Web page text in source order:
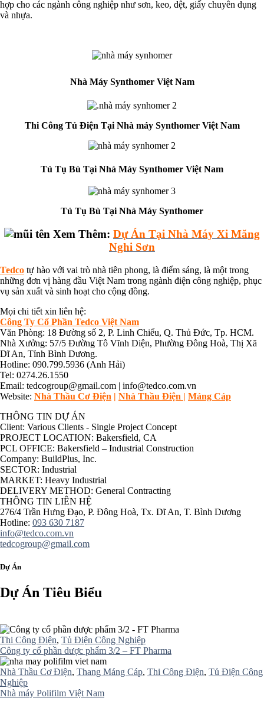
hợp cho các ngành công nghiệp như sơn, keo, dệt, giấy chuyên dụng
và nhựa.
Nhà Máy Synthomer Việt Nam
Thi Công Tủ Điện Tại Nhà máy Synthomer Việt Nam
Tủ Tụ Bù Tại Nhà Máy Synthomer Việt Nam
Tủ Tụ Bù Tại Nhà Máy Synthomer
Xem Thêm: Dự Án Tại Nhà Máy Xi Măng
Nghi Sơn
Tedco tự hào với vai trò nhà tiên phong, là điểm sáng, là một trong
những đơn vị hàng đầu Việt Nam trong ngành điện công nghiệp, phục
vụ sản xuất và sinh hoạt cho cộng đồng.
Mọi chi tiết xin liên hệ:
Công Ty Cổ Phần Tedco Việt Nam
Văn Phòng: 18 Đường số 2, P. Linh Chiểu, Q. Thủ Đức, Tp. HCM.
Nhà Xưởng: 57/5 Đường Tô Vĩnh Diện, Phường Đông Hoà, Thị Xã
Dĩ An, Tỉnh Bình Dương.
Hotline: 090.799.5936 (Anh Hải)
Tel: 0274.26.1550
Email: tedcogroup@gmail.com | info@tedco.com.vn
Website: Nhà Thầu Cơ Điện | Nhà Thầu Điện | Máng Cáp
THÔNG TIN DỰ ÁN
Client: Various Clients - Single Project Concept
PROJECT LOCATION: Bakersfield, CA
PCL OFFICE: Bakersfield – Industrial Construction
Company: BuildPlus, Inc.
SECTOR: Industrial
MARKET: Heavy Industrial
DELIVERY METHOD: General Contracting
THÔNG TIN LIÊN HỆ
276/4 Trần Hưng Đạo, P. Đông Hoà, Tx. Dĩ An, T. Bình Dương
Hotline: 093 630 7187
info@tedco.com.vn
tedcogroup@gmail.com
Dự Án
Dự Án Tiêu Biểu
Thi Công Điện, Tủ Điện Công Nghiệp
Công ty cổ phần dược phẩm 3/2 – FT Pharma
Nhà Thầu Cơ Điện, Thang Máng Cáp, Thi Công Điện, Tủ Điện Công
Nghiệp
Nhà máy Polifilm Việt Nam